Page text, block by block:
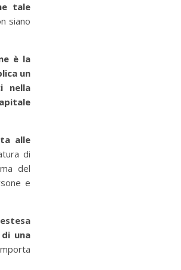
…)
tale
siano
è la
un
nella
alle
di
del
e
una